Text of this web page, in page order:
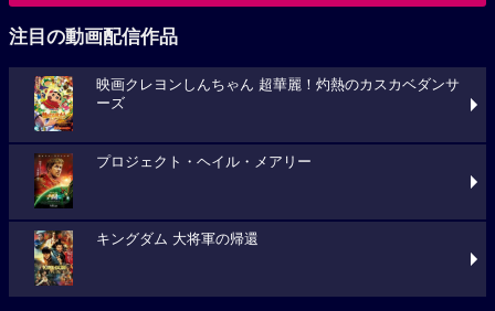
注目の動画配信作品
映画クレヨンしんちゃん 超華麗！灼熱のカスカベダンサ
ーズ
プロジェクト・ヘイル・メアリー
キングダム 大将軍の帰還